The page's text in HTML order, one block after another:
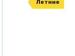
Летние